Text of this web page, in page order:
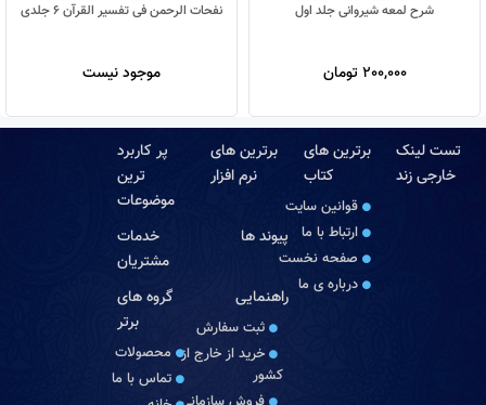
شرح لمعه شیروانی جلد اول
200,000 تومان
نفحات الرحمن فی تفسیر القرآن 6 جلدی
موجود نیست
تست لینک
خارجی زند
برترین های
کتاب
قوانین سایت
ارتباط با ما
صفحه نخست
درباره‏ ی ما
برترین های
نرم افزار
پر کاربرد
ترین
موضوعات
پیوند ها
خدمات
مشتریان
راهنمایی
ثبت سفارش
خرید از خارج از
کشور
گروه های
برتر
محصولات
تماس با ما